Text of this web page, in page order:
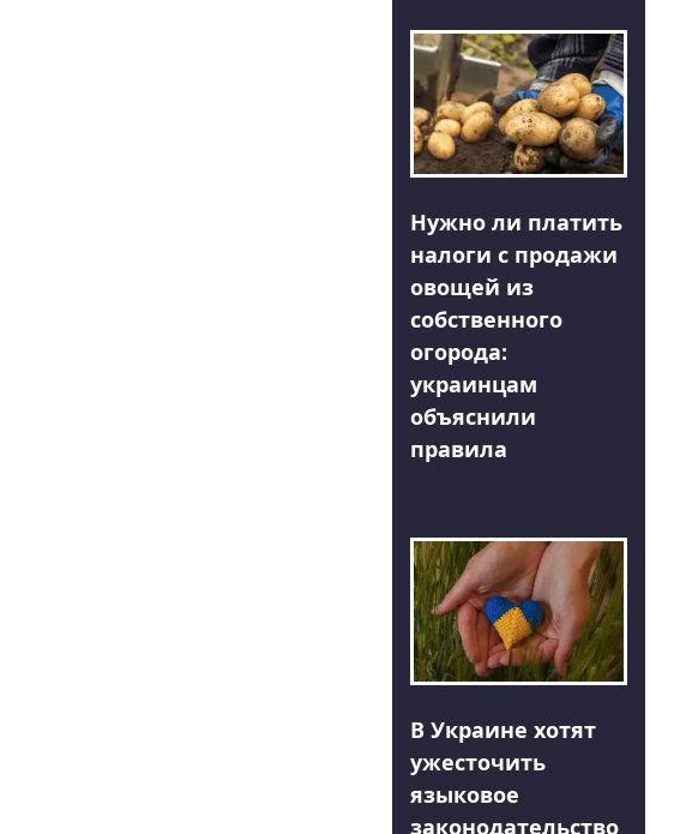
Нужно ли платить
налоги с продажи
овощей из
собственного
огорода:
украинцам
объяснили
правила
В Украине хотят
ужесточить
языковое
законодательство